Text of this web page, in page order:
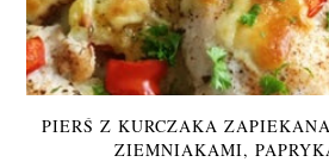
PIERŚ Z KURCZAKA
ZIEMNIAKAMI,